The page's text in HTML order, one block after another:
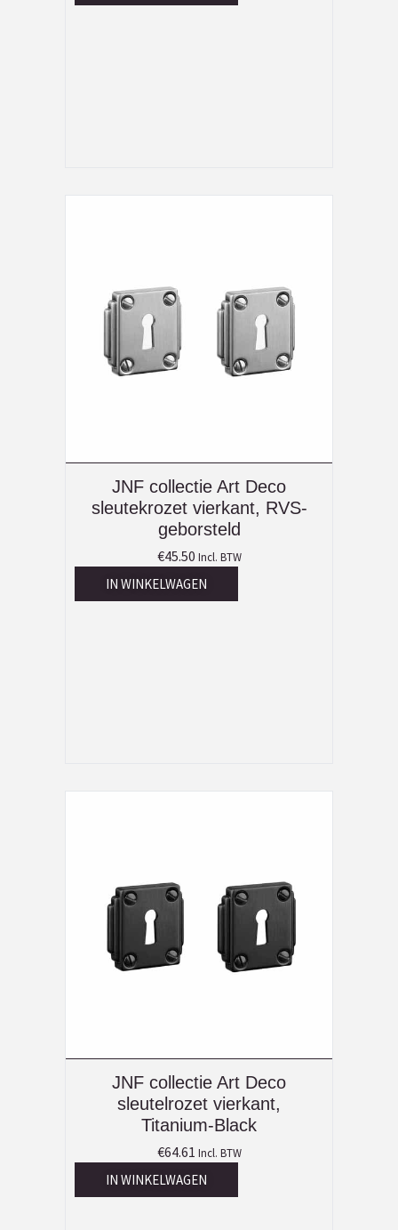
JNF collectie Art Deco
sleutekrozet vierkant, RVS-
geborsteld
€45.50 Incl. BTW
IN WINKELWAGEN
JNF collectie Art Deco
sleutelrozet vierkant,
Titanium-Black
€64.61 Incl. BTW
IN WINKELWAGEN